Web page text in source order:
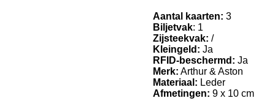
Aantal kaarten: 3
Biljetvak: 1
Zijsteekvak: /
Kleingeld: Ja
RFID-beschermd: Ja
Merk: Arthur & Aston
Materiaal: Leder
Afmetingen: 9 x 10 cm